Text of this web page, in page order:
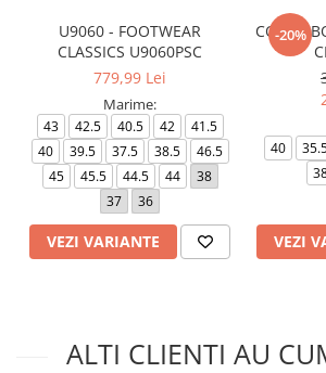
U9060 - FOOTWEAR
CLASSICS U9060PSC
779,99 Lei
Marime:
43 42.5 40.5 42
41.5
40
39.5 37.5 38.5
46.5
45
45.5 44.5 44
38
37
36
VEZI VARIANTE
-20%
COURT
40
VEZI
ALTI CLIENTI AU